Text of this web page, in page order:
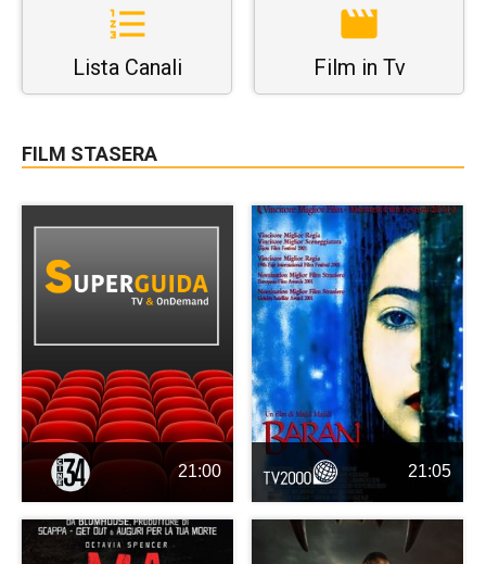
Lista Canali Film in Tv
FILM STASERA
21:00 21:05